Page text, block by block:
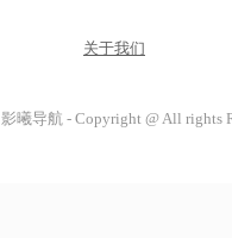
关于我们
影曦导航 - Copyright @ All rights